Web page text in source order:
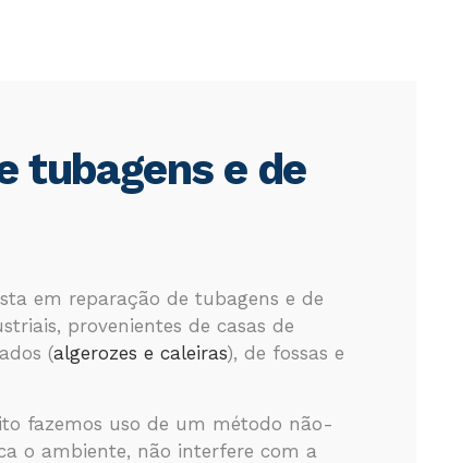
tubagens e de
em reparação de tubagens e de
provenientes de casas de
(algerozes e caleiras), de fossas e
fazemos uso de um método não-
o ambiente, não interfere com a